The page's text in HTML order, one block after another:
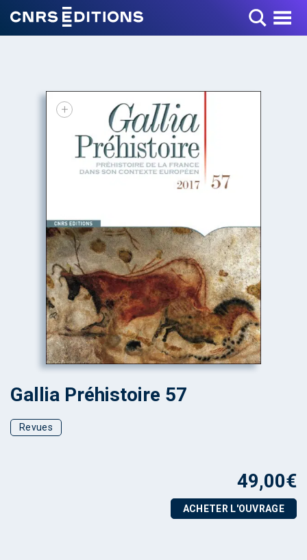
Toggle Menu
+
Gallia Préhistoire 57
Revues
49,00€
ACHETER L'OUVRAGE